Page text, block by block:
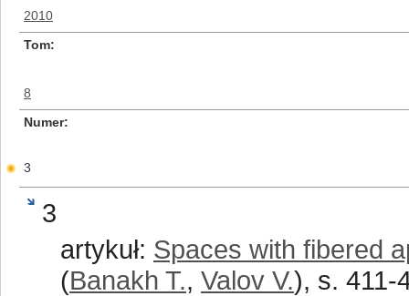
2010
Tom
8
Numer
3
3
artykuł: Spaces with fibered
(Banakh T., Valov V.), s. 411-